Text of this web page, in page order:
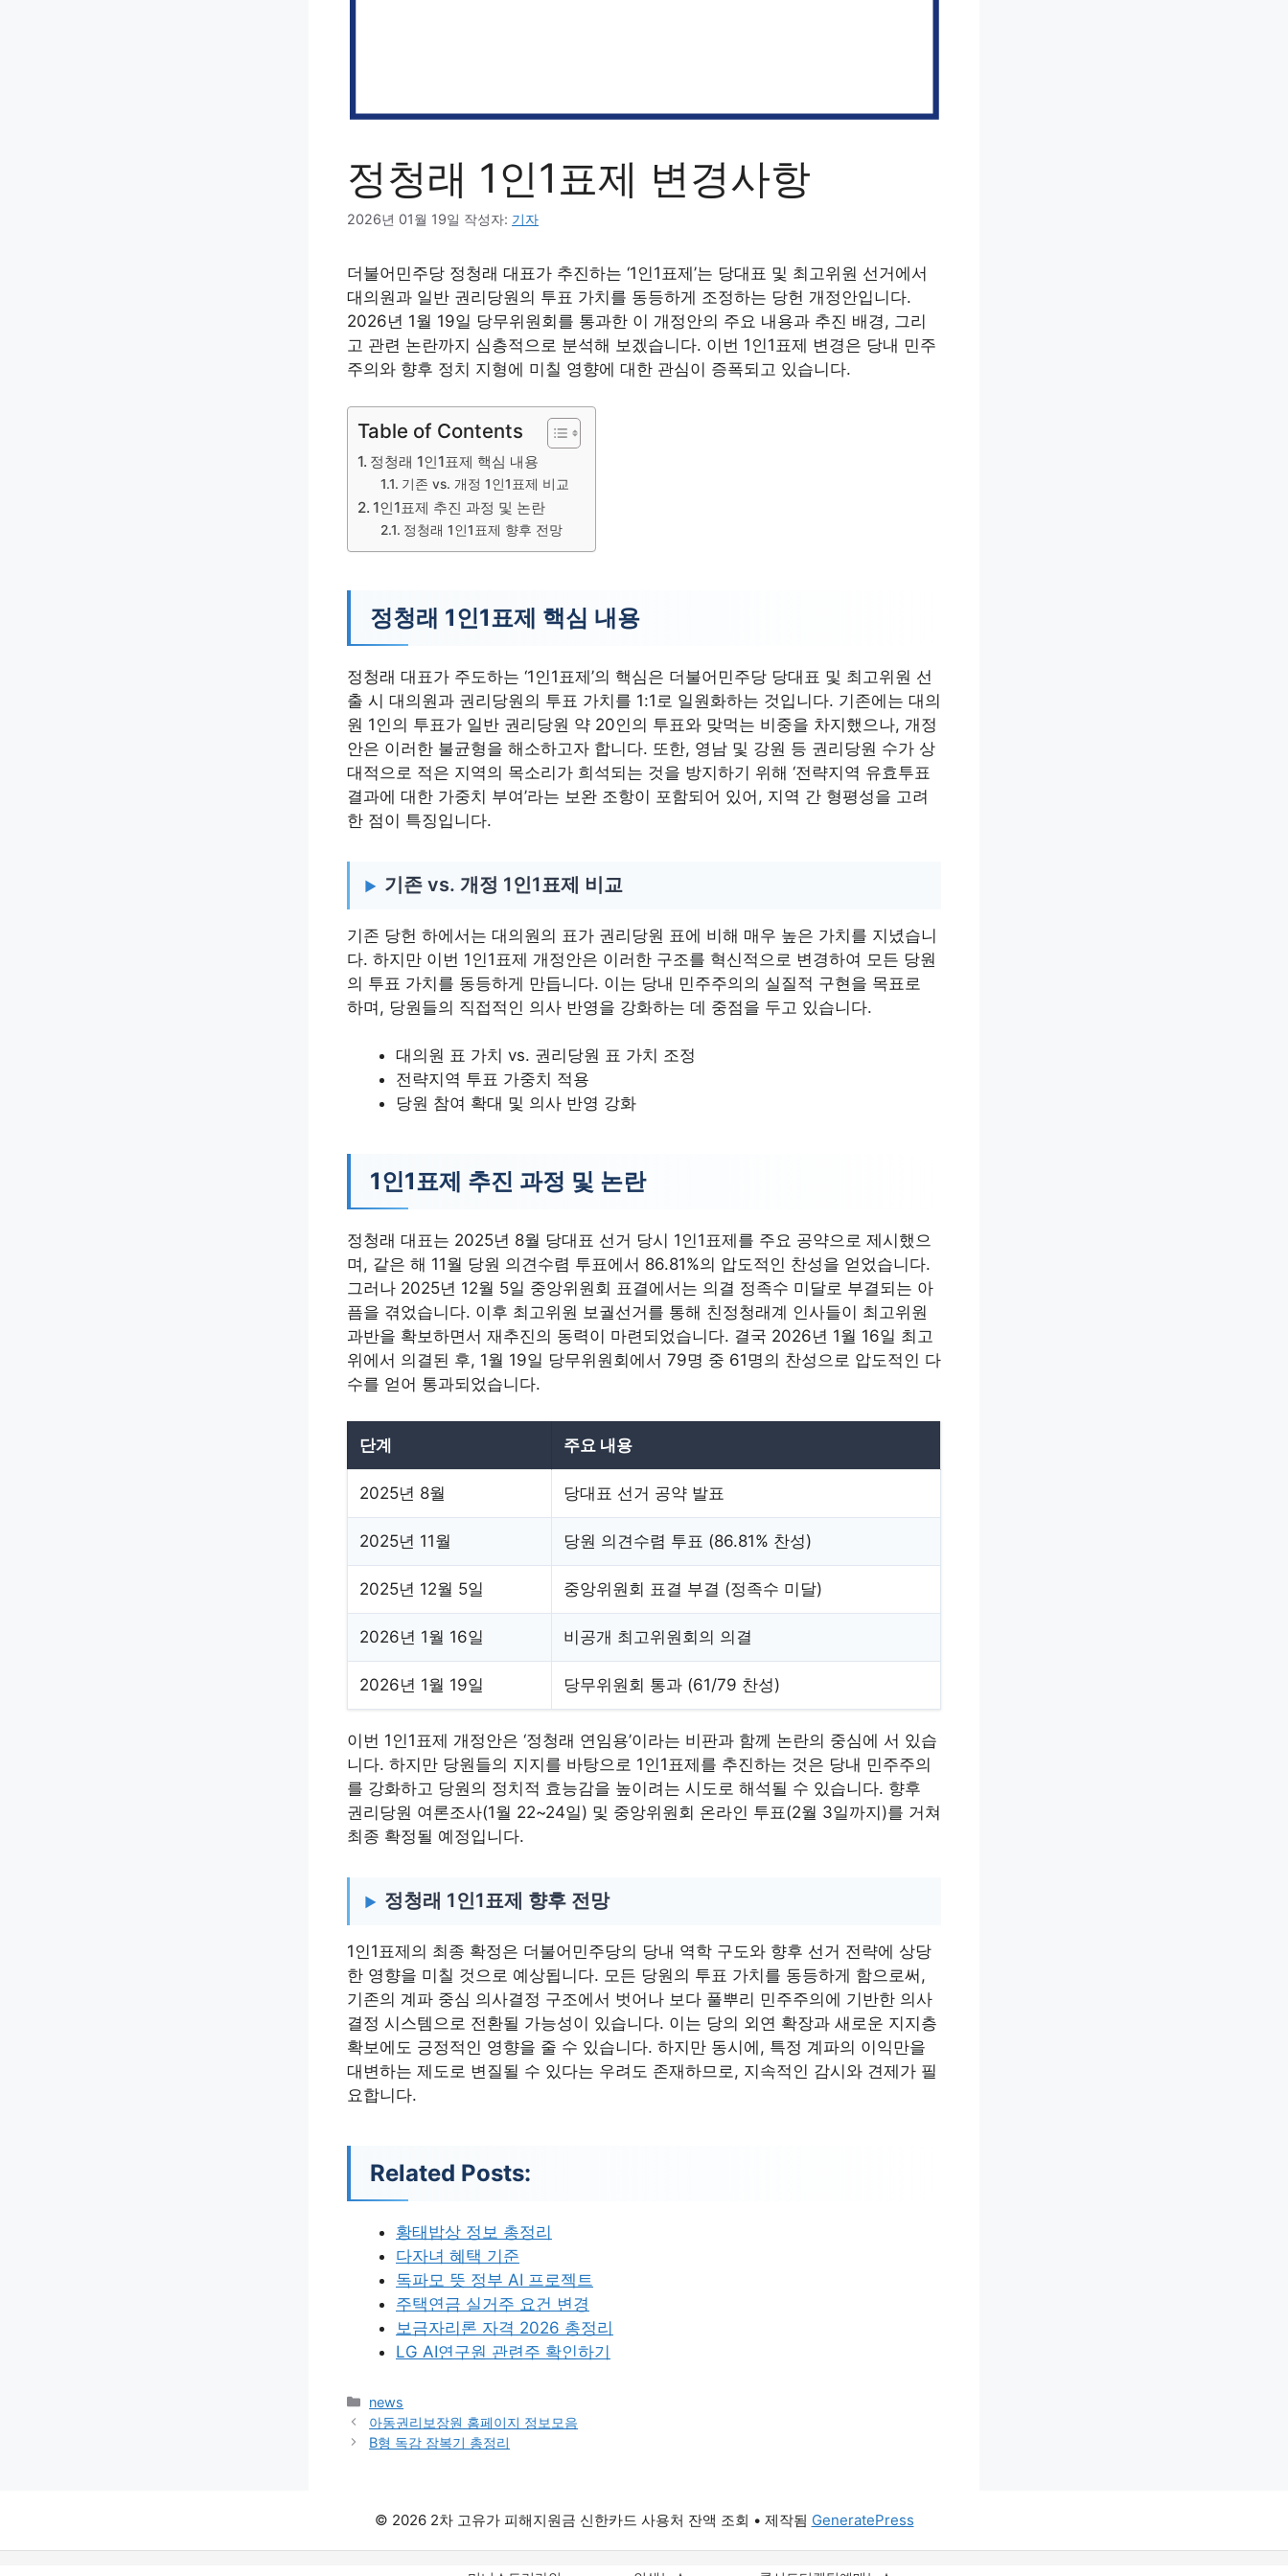
정청래 1인1표제 변경사항
2026년 01월 19일 작성자: 기자
더불어민주당 정청래 대표가 추진하는 ‘1인1표제’는 당대표 및 최고위원 선거에서
대의원과 일반 권리당원의 투표 가치를 동등하게 조정하는 당헌 개정안입니다.
2026년 1월 19일 당무위원회를 통과한 이 개정안의 주요 내용과 추진 배경, 그리
고 관련 논란까지 심층적으로 분석해 보겠습니다. 이번 1인1표제 변경은 당내 민주
주의와 향후 정치 지형에 미칠 영향에 대한 관심이 증폭되고 있습니다.
Table of Contents
정청래 1인1표제 핵심 내용
기존 vs. 개정 1인1표제 비교
1인1표제 추진 과정 및 논란
정청래 1인1표제 향후 전망
정청래 1인1표제 핵심 내용
정청래 대표가 주도하는 ‘1인1표제’의 핵심은 더불어민주당 당대표 및 최고위원 선
출 시 대의원과 권리당원의 투표 가치를 1:1로 일원화하는 것입니다. 기존에는 대의
원 1인의 투표가 일반 권리당원 약 20인의 투표와 맞먹는 비중을 차지했으나, 개정
안은 이러한 불균형을 해소하고자 합니다. 또한, 영남 및 강원 등 권리당원 수가 상
대적으로 적은 지역의 목소리가 희석되는 것을 방지하기 위해 ‘전략지역 유효투표
결과에 대한 가중치 부여’라는 보완 조항이 포함되어 있어, 지역 간 형평성을 고려
한 점이 특징입니다.
기존 vs. 개정 1인1표제 비교
기존 당헌 하에서는 대의원의 표가 권리당원 표에 비해 매우 높은 가치를 지녔습니
다. 하지만 이번 1인1표제 개정안은 이러한 구조를 혁신적으로 변경하여 모든 당원
의 투표 가치를 동등하게 만듭니다. 이는 당내 민주주의의 실질적 구현을 목표로
하며, 당원들의 직접적인 의사 반영을 강화하는 데 중점을 두고 있습니다.
대의원 표 가치 vs. 권리당원 표 가치 조정
전략지역 투표 가중치 적용
당원 참여 확대 및 의사 반영 강화
1인1표제 추진 과정 및 논란
정청래 대표는 2025년 8월 당대표 선거 당시 1인1표제를 주요 공약으로 제시했으
며, 같은 해 11월 당원 의견수렴 투표에서 86.81%의 압도적인 찬성을 얻었습니다.
그러나 2025년 12월 5일 중앙위원회 표결에서는 의결 정족수 미달로 부결되는 아
픔을 겪었습니다. 이후 최고위원 보궐선거를 통해 친정청래계 인사들이 최고위원
과반을 확보하면서 재추진의 동력이 마련되었습니다. 결국 2026년 1월 16일 최고
위에서 의결된 후, 1월 19일 당무위원회에서 79명 중 61명의 찬성으로 압도적인 다
수를 얻어 통과되었습니다.
단계 주요 내용
2025년 8월 당대표 선거 공약 발표
2025년 11월 당원 의견수렴 투표 (86.81% 찬성)
2025년 12월 5일 중앙위원회 표결 부결 (정족수 미달)
2026년 1월 16일 비공개 최고위원회의 의결
2026년 1월 19일 당무위원회 통과 (61/79 찬성)
이번 1인1표제 개정안은 ‘정청래 연임용’이라는 비판과 함께 논란의 중심에 서 있습
니다. 하지만 당원들의 지지를 바탕으로 1인1표제를 추진하는 것은 당내 민주주의
를 강화하고 당원의 정치적 효능감을 높이려는 시도로 해석될 수 있습니다. 향후
권리당원 여론조사(1월 22~24일) 및 중앙위원회 온라인 투표(2월 3일까지)를 거쳐
최종 확정될 예정입니다.
정청래 1인1표제 향후 전망
1인1표제의 최종 확정은 더불어민주당의 당내 역학 구도와 향후 선거 전략에 상당
한 영향을 미칠 것으로 예상됩니다. 모든 당원의 투표 가치를 동등하게 함으로써,
기존의 계파 중심 의사결정 구조에서 벗어나 보다 풀뿌리 민주주의에 기반한 의사
결정 시스템으로 전환될 가능성이 있습니다. 이는 당의 외연 확장과 새로운 지지층
확보에도 긍정적인 영향을 줄 수 있습니다. 하지만 동시에, 특정 계파의 이익만을
대변하는 제도로 변질될 수 있다는 우려도 존재하므로, 지속적인 감시와 견제가 필
요합니다.
Related Posts:
황태밥상 정보 총정리
다자녀 혜택 기준
독파모 뜻 정부 AI 프로젝트
주택연금 실거주 요건 변경
보금자리론 자격 2026 총정리
LG AI연구원 관련주 확인하기
카
테
고
news
아동권리보장원 홈페이지 정보모음
B형 독감 잠복기 총정리
© 2026 2차 고유가 피해지원금 신한카드 사용처 잔액 조회 • 제작됨 GeneratePress